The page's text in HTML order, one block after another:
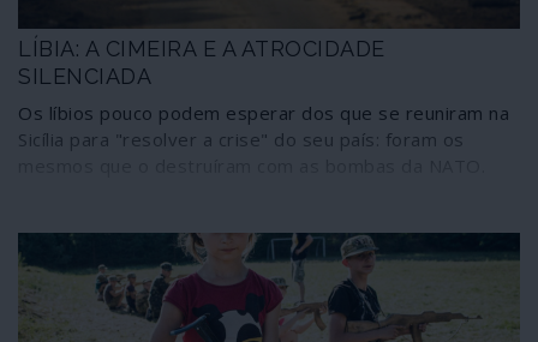
LÍBIA: A CIMEIRA E A ATROCIDADE
SILENCIADA
Os líbios pouco podem esperar dos que se reuniram na
Sicília para "resolver a crise" do seu país: foram os